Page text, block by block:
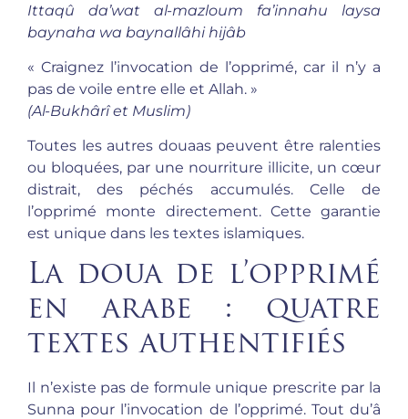
Ittaqû da’wat al-mazloum fa’innahu laysa
baynaha wa baynallâhi hijâb
« Craignez l’invocation de l’opprimé, car il n’y a
pas de voile entre elle et Allah. »
(Al-Bukhârî et Muslim)
Toutes les autres douaas peuvent être ralenties
ou bloquées, par une nourriture illicite, un cœur
distrait, des péchés accumulés. Celle de
l’opprimé monte directement. Cette garantie
est unique dans les textes islamiques.
La doua de l’opprimé
en arabe : quatre
textes authentifiés
Il n’existe pas de formule unique prescrite par la
Sunna pour l’invocation de l’opprimé. Tout du’â